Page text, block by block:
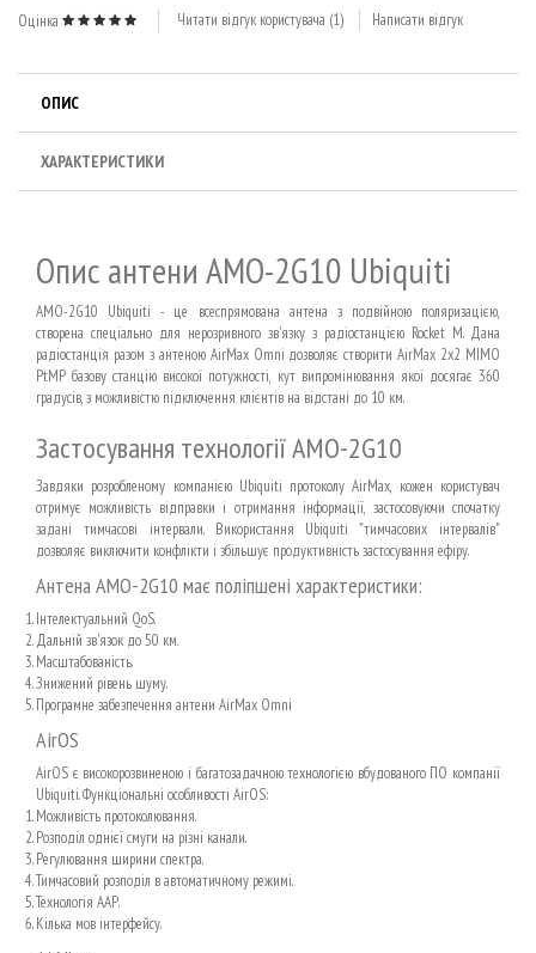
Оцінка Читати відгук користувача (1) Написати відгук
ОПИС
ХАРАКТЕРИСТИКИ
Опис антени AMO-2G10 Ubiquiti
AMO-2G10 Ubiquiti - це всеспрямована антена з подвійною поляризацією,
створена спеціально для нерозривного зв'язку з радіостанцією Rocket M. Дана
радіостанція разом з антеною AirMax Omni дозволяє створити AirMax 2x2 MIMO
PtMP базову станцію високої потужності, кут випромінювання якої досягає 360
градусів, з можливістю підключення клієнтів на відстані до 10 км.
Застосування технології AMO-2G10
Завдяки розробленому компанією Ubiquiti протоколу AirMax, кожен користувач
отримує можливість відправки і отримання інформації, застосовуючи спочатку
задані тимчасові інтервали. Використання Ubiquiti "тимчасових інтервалів"
дозволяє виключити конфлікти і збільшує продуктивність застосування ефіру.
Антена AMO-2G10 має поліпшені характеристики:
Інтелектуальний QoS.
Дальній зв'язок до 50 км.
Масштабованість.
Знижений рівень шуму.
Програмне забезпечення антени AirMax Omni
AirOS
AirOS є високорозвиненою і багатозадачною технологією вбудованого ПО компанії
Ubiquiti. Функціональні особливості AirOS:
Можливість протоколювання.
Розподіл однієї смуги на різні канали.
Регулювання ширини спектра.
Тимчасовий розподіл в автоматичному режимі.
Технологія ААР.
Кілька мов інтерфейсу.